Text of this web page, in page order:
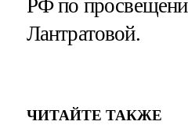
РФ по
Лантратовой.
ЧИТАЙТЕ ТАКЖЕ